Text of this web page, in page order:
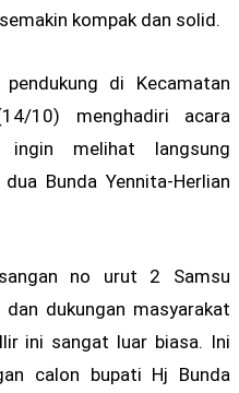
kompak dan solid.
di Kecamatan
10) menghadiri acara
ingin melihat langsung
Bunda Yennita-Herlian
no urut 2 Samsu
dukungan masyarakat
ini sangat luar biasa. Ini
calon bupati Hj Bunda